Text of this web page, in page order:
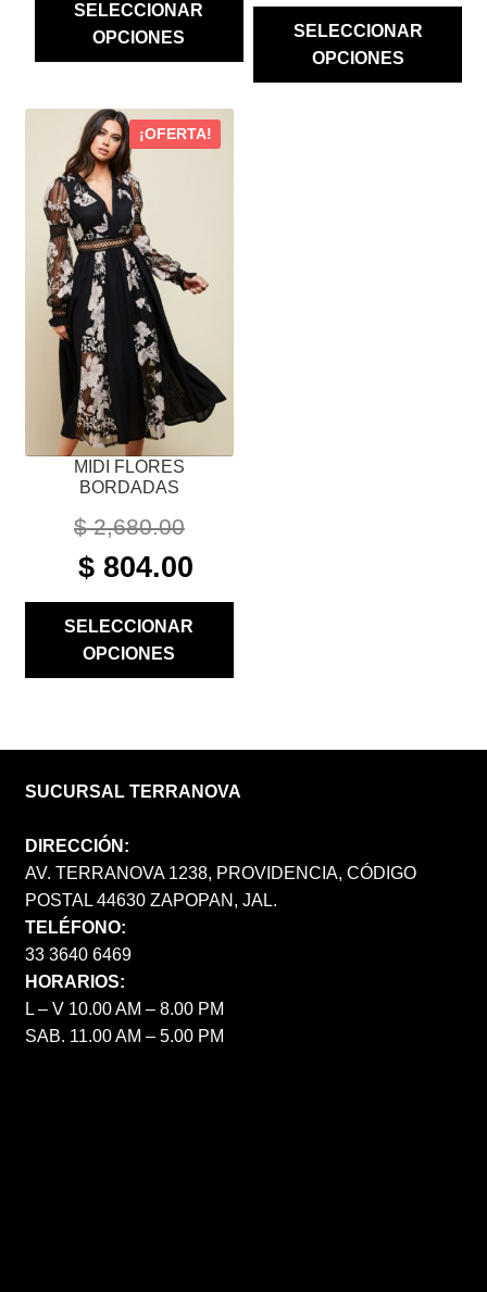
$ 1,780.00.
SELECCIONAR
OPCIONES
$ 2,100.00.
$
SELECCIONAR
OPCIONES
MIDI FLORES
BORDADAS
¡OFERTA!
$2,680.00
ORIGINAL
PRICE
$ 2,680.00.
$ 804.00
SELECCIONAR
OPCIONES
PRODUCTO
TIENE
MÚLTIPLES
VARIANTES.
LAS
OPCIONES
SE
PUEDEN
ELEGIR
PÁGINA
SUCURSAL TERRANOVA
DIRECCIÓN:
AV. TERRANOVA 1238, PROVIDENCIA, CÓDIGO
POSTAL 44630 ZAPOPAN, JAL.
TELÉFONO:
33 3640 6469
HORARIOS:
L – V 10.00 AM – 8.00 PM
SAB. 11.00 AM – 5.00 PM